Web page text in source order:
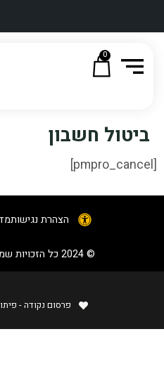
0
ביטול חשבון
[pmpro_cancel]
הצהרת נגישות
© 2024 כל הזכויות שמורות ל ״טל בן-משה״​
פרסום נקודה -